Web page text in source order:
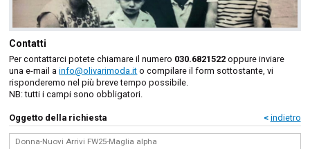
Contatti
Per contattarci potete chiamare il numero 030.6821522 oppure inviare
una e-mail ainfo@olivarimoda.it o compilare il form sottostante, vi
risponderemo nel più breve tempo possibile.
NB: tutti i campi sono obbligatori.
Oggetto della richiesta < indietro